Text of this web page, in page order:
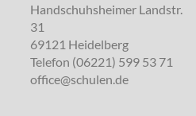
Handschuhsheimer Landstr.
31
69121 Heidelberg
Telefon (06221) 599 53 71
office@schulen.de